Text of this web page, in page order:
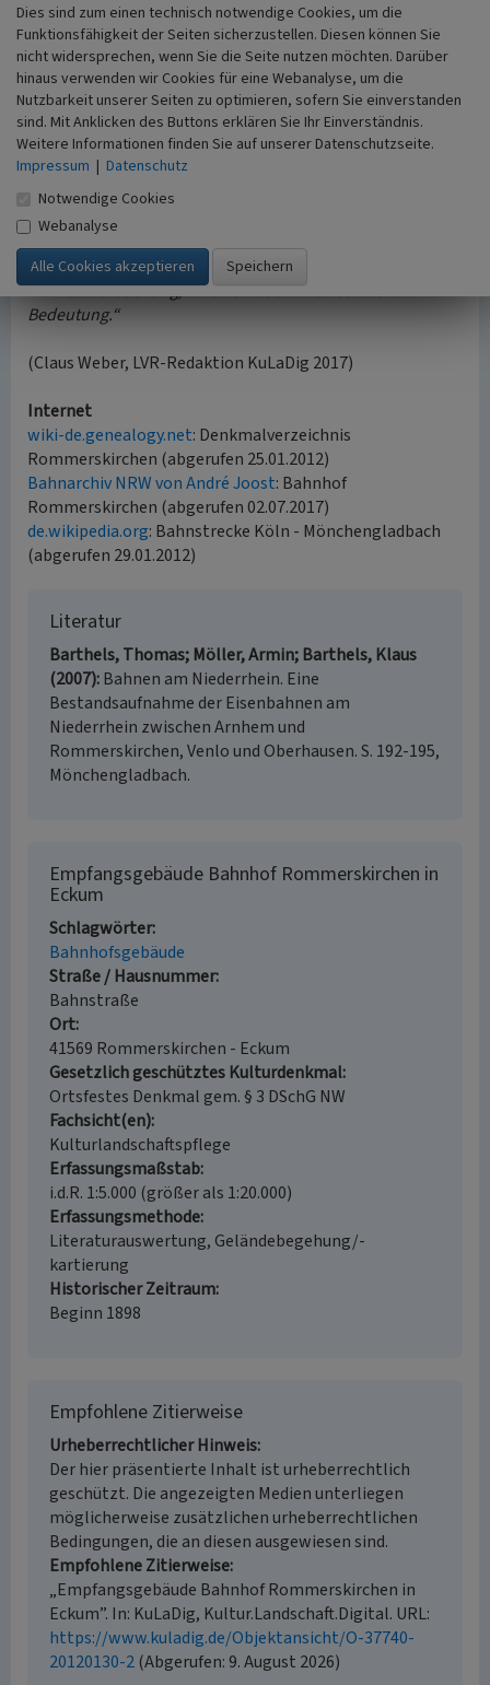
Wohngebäudeteilen zweiflügelig, wie auch die Außentüren
ausgeführt. In dieser Hinsicht hält sich das
Empfangsgebäude von Rommerskirchen in den normalen
Grenzen. In der Nachkriegszeit wurde noch gleisseitig ein
Überdach für die Treppe des Bahnsteigtunnels in Ziegel
errichtet. Trotz dieser leichten Veränderungen ist der
Aussagewert dieses Empfangsgebäudes wesentlich höher
anzusiedeln, als der der übrigen Anlagen dieser Strecke.
Eisenbahnbaugeschichtlich und allgemein
kunstgeschichtlich besitzt das Empfangsgebäude mit den
oben aufgeführten Zubehörteilen (mit Ausnahme der
Tunnelüberdachung) eine hohe denkmalrechtliche
Bedeutung.“
(Claus Weber, LVR-Redaktion KuLaDig 2017)
Internet
wiki-de.genealogy.net: Denkmalverzeichnis
Rommerskirchen (abgerufen 25.01.2012)
Bahnarchiv NRW von André Joost: Bahnhof
Rommerskirchen (abgerufen 02.07.2017)
de.wikipedia.org: Bahnstrecke Köln - Mönchengladbach
(abgerufen 29.01.2012)
Literatur
Barthels, Thomas; Möller, Armin; Barthels, Klaus
(2007) Bahnen am Niederrhein. Eine
Bestandsaufnahme der Eisenbahnen am
Niederrhein zwischen Arnhem und
Rommerskirchen, Venlo und Oberhausen. S. 192-195,
Mönchengladbach.
Empfangsgebäude Bahnhof Rommerskirchen in
Eckum
Schlagwörter
Bahnhofsgebäude
Straße / Hausnummer
Bahnstraße
Ort
41569 Rommerskirchen - Eckum
Gesetzlich geschütztes Kulturdenkmal
Ortsfestes Denkmal gem. § 3 DSchG NW
Fachsicht(en)
Kulturlandschaftspflege
Erfassungsmaßstab
i.d.R. 1:5.000 (größer als 1:20.000)
Erfassungsmethode
Literaturauswertung, Geländebegehung/-
kartierung
Historischer Zeitraum
Beginn 1898
Empfohlene Zitierweise
Urheberrechtlicher Hinweis
Der hier präsentierte Inhalt ist urheberrechtlich
geschützt. Die angezeigten Medien unterliegen
möglicherweise zusätzlichen urheberrechtlichen
Bedingungen, die an diesen ausgewiesen sind.
Empfohlene Zitierweise
„Empfangsgebäude Bahnhof Rommerskirchen in
Eckum”. In: KuLaDig, Kultur.Landschaft.Digital. URL:
https://www.kuladig.de/Objektansicht/O-37740-
20120130-2(Abgerufen: 9. August 2026)
Dies sind zum einen technisch notwendige Cookies, um die
Funktionsfähigkeit der Seiten sicherzustellen. Diesen können Sie
nicht widersprechen, wenn Sie die Seite nutzen möchten. Darüber
hinaus verwenden wir Cookies für eine Webanalyse, um die
Nutzbarkeit unserer Seiten zu optimieren, sofern Sie einverstanden
sind. Mit Anklicken des Buttons erklären Sie Ihr Einverständnis.
Weitere Informationen finden Sie auf unserer Datenschutzseite.
Impressum | Datenschutz
Notwendige Cookies
Webanalyse